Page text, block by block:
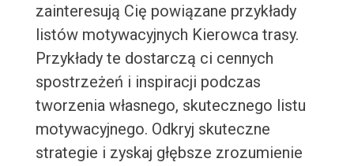
zainteresują Cię powiązane przykłady
listów motywacyjnych Kierowca trasy.
Przykłady te dostarczą ci cennych
spostrzeżeń i inspiracji podczas
tworzenia własnego, skutecznego listu
motywacyjnego. Odkryj skuteczne
strategie i zyskaj głębsze zrozumienie